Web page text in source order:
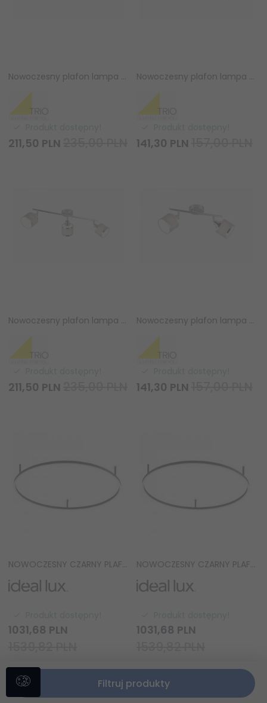
Nowoczesny plafon lampa sufitowa potrójna czarna regulowane tuby minimalistyczna klasyczna ażurowa metalowa drewniany dekor ściemnialna NANDINI 811700332 Trio
211,50 PLN
Nowoczesny plafon lampa sufitowa podwójna czarna regulowane tuby minimalistyczna klasyczna ażurowa metalowa drewniany dekor ściemnialna NANDINI 811700232 Trio
141,30 PLN
Nowoczesny plafon lampa sufitowa potrójna srebrna tkaninowy abażur uniwersalna minimalistyczna ściemnialna AROSA 812100306 Trio
211,50 PLN
Nowoczesny plafon lampa sufitowa podwójna srebrna tkaninowy abażur uniwersalna minimalistyczna ściemnialna AROSA 812100206 Trio
141,30 PLN
NOWOCZESNY CZARNY PLAFON OKRĄG RING 4000K LED IDEAL LUX ORACLE SLIM PL D90 341989
1031,68 PLN
NOWOCZESNY CZARNY PLAFON OKRĄG RING 2700K LED IDEAL LUX ORACLE SLIM PL D90 341965
1031,68 PLN
Filtruj produkty